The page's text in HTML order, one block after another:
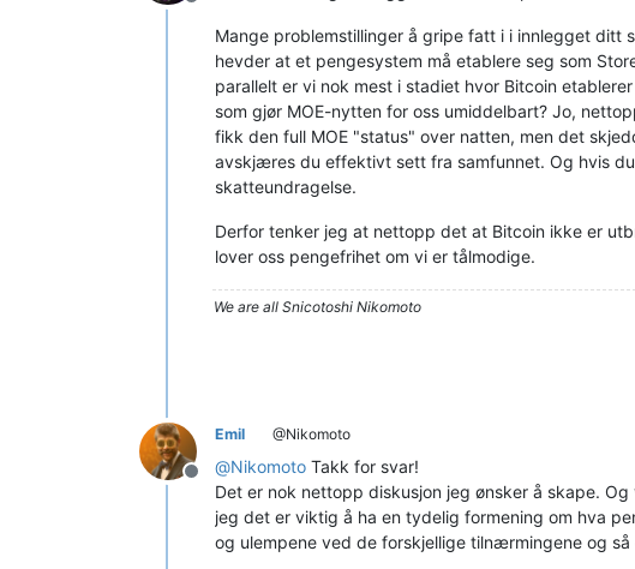
Frakoblet
Mange problemstillinger å gripe fatt i i innlegget ditt
hevder at et pengesystem må etablere seg som
parallelt er vi nok mest i stadiet hvor Bitcoin
som gjør MOE-nytten for oss umiddelbart? Jo,
fikk den full MOE "status" over natten, men det
avskjæres du effektivt sett fra samfunnet. Og hvis
skatteundragelse.
Derfor tenker jeg at nettopp det at Bitcoin ikke er
lover oss pengefrihet om vi er tålmodige.
We are all Snicotoshi Nikomoto
Frakoblet
Emil @Nikomoto
@Nikomoto Takk for svar!
Det er nok nettopp diskusjon jeg ønsker å skape.
jeg det er viktig å ha en tydelig formening om hva
og ulempene ved de forskjellige tilnærmingene og